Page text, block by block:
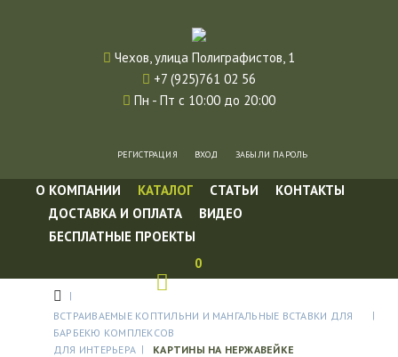
Чехов, улица Полиграфистов, 1
+7 (925)761 02 56
Пн - Пт с 10:00 до 20:00
РЕГИСТРАЦИЯ ВХОД ЗАБЫЛИ ПАРОЛЬ
О КОМПАНИИ КАТАЛОГ СТАТЬИ
КОНТАКТЫ
ДОСТАВКА И ОПЛАТА
ВИДЕО
БЕСПЛАТНЫЕ ПРОЕКТЫ
0
ВСТРАИВАЕМЫЕ КОПТИЛЬНИ И МАНГАЛЬНЫЕ ВСТАВКИ ДЛЯ
БАРБЕКЮ КОМПЛЕКСОВ
ДЛЯ ИНТЕРЬЕРА
КАРТИНЫ НА НЕРЖАВЕЙКЕ